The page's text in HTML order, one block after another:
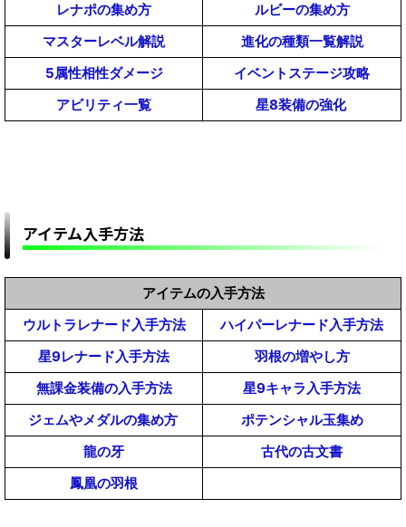
レナポの集め方
ルビーの集め方
マスターレベル解説
進化の種類一覧解説
5属性相性ダメージ
イベントステージ攻略
アビリティ一覧
星8装備の強化
アイテム入手方法
アイテムの入手方法
ウルトラレナード入手方法
ハイパーレナード入手方法
星9レナード入手方法
羽根の増やし方
無課金装備の入手方法
星9キャラ入手方法
ジェムやメダルの集め方
ポテンシャル玉集め
龍の牙
古代の古文書
鳳凰の羽根